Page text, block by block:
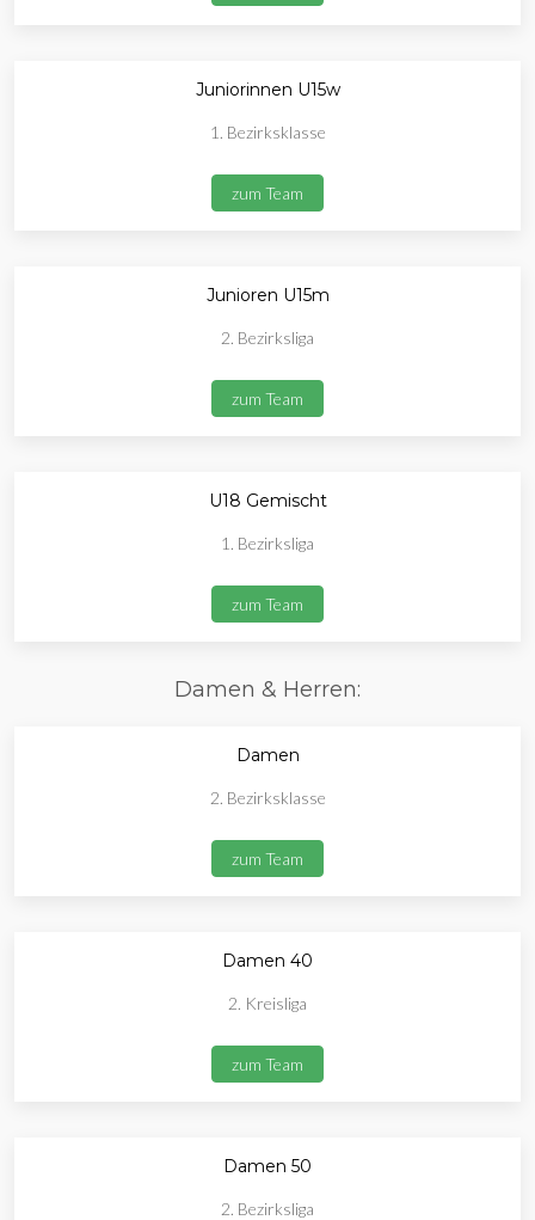
Juniorinnen U15w
1. Bezirksklasse
zum Team
Junioren U15m
2. Bezirksliga
zum Team
U18 Gemischt
1. Bezirksliga
zum Team
Damen & Herren:
Damen
2. Bezirksklasse
zum Team
Damen 40
2. Kreisliga
zum Team
Damen 50
2. Bezirksliga